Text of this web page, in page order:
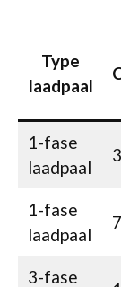
Type
laadpaal
1-fase
laadpaal
1-fase
laadpaal
3-fase